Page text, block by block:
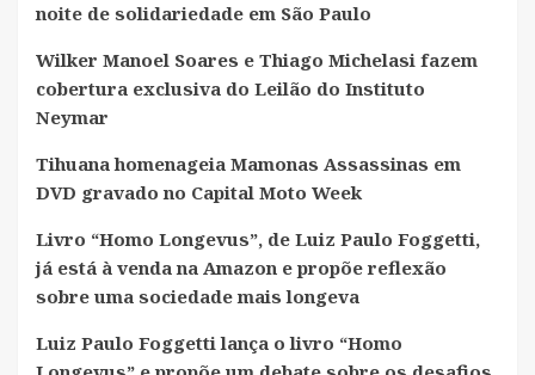
noite de solidariedade em São Paulo
Wilker Manoel Soares e Thiago Michelasi fazem
cobertura exclusiva do Leilão do Instituto
Neymar
Tihuana homenageia Mamonas Assassinas em
DVD gravado no Capital Moto Week
Livro “Homo Longevus”, de Luiz Paulo Foggetti,
já está à venda na Amazon e propõe reflexão
sobre uma sociedade mais longeva
Luiz Paulo Foggetti lança o livro “Homo